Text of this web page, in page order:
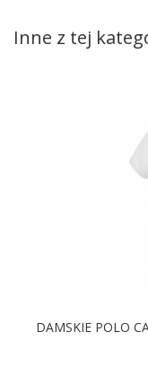
Inne z tej
DAMSKIE POLO